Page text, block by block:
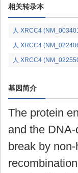
相关转录本
人 XRCC4
人 XRCC4
人 XRCC4
基因简介
The protein
and the
break by